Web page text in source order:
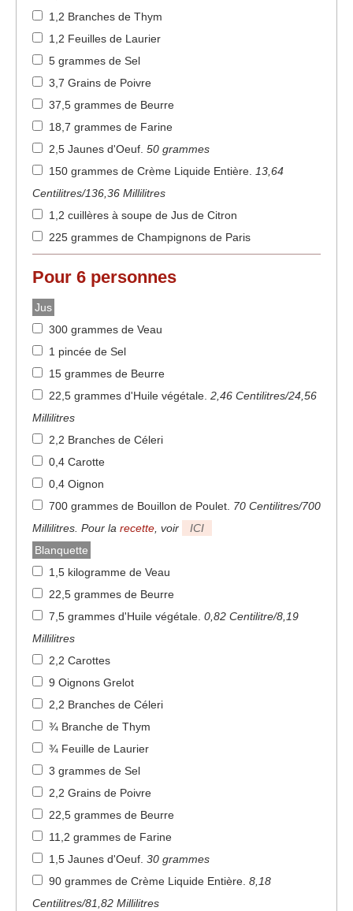
1,2 Branches de Thym
1,2 Feuilles de Laurier
5 grammes de Sel
3,7 Grains de Poivre
37,5 grammes de Beurre
18,7 grammes de Farine
2,5 Jaunes d'Oeuf. 50 grammes
150 grammes de Crème Liquide Entière. 13,64
Centilitres/136,36 Millilitres
1,2 cuillères à soupe de Jus de Citron
225 grammes de Champignons de Paris
Pour 6 personnes
Jus
300 grammes de Veau
1 pincée de Sel
15 grammes de Beurre
22,5 grammes d'Huile végétale. 2,46 Centilitres/24,56
Millilitres
2,2 Branches de Céleri
0,4 Carotte
0,4 Oignon
700 grammes de Bouillon de Poulet. 70 Centilitres/700
Millilitres. Pour la recette, voir
ICI
Blanquette
1,5 kilogramme de Veau
22,5 grammes de Beurre
7,5 grammes d'Huile végétale. 0,82 Centilitre/8,19
Millilitres
2,2 Carottes
9 Oignons Grelot
2,2 Branches de Céleri
¾ Branche de Thym
¾ Feuille de Laurier
3 grammes de Sel
2,2 Grains de Poivre
22,5 grammes de Beurre
11,2 grammes de Farine
1,5 Jaunes d'Oeuf. 30 grammes
90 grammes de Crème Liquide Entière. 8,18
Centilitres/81,82 Millilitres